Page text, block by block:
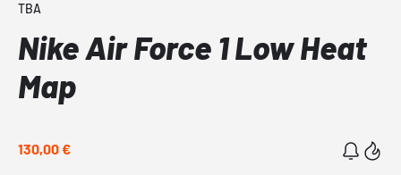
TBA
Nike Air Force 1 Low Heat
Map
130,00 €